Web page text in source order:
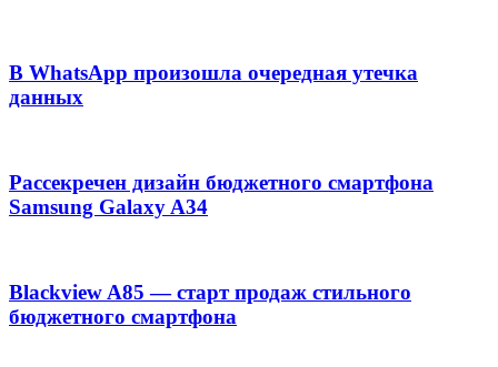
В WhatsApp произошла очередная утечка
данных
Рассекречен дизайн бюджетного смартфона
Samsung Galaxy A34
Blackview A85 — старт продаж стильного
бюджетного смартфона